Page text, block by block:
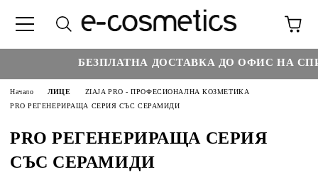
БЕЗПЛАТНА ДОСТАВКА ДО ОФИС НА
Начало ЛИЦЕ
ZIAJA PRO - ПРОФЕСИОНАЛНА КОЗМЕТИКА
PRO РЕГЕНЕРИРАЩА СЕРИЯ СЪС СЕРАМИДИ
PRO РЕГЕНЕРИРАЩА СЕРИЯ
СЪС СЕРАМИДИ